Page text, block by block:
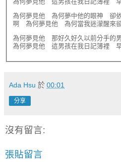
為何夢見他　為何夢中他的眼神　卻
啊　為何夢見他　為何當我迷濛醒來
為何夢見他　那好久好久以前分手的
Ada Hsu 於 00:01
分享
沒有留言:
張貼留言